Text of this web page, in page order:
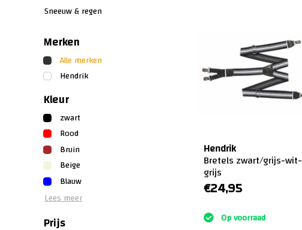
Sneeuw & regen
Merken
Alle merken
Hendrik
Kleur
zwart
Rood
Bruin
Beige
Blauw
Lees meer
Prijs
Hendrik
Bretels zwart/grijs-wit-
grijs
€24,95
Op voorraad